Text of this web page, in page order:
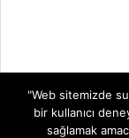
"Web sitemizde
bir kullanıcı
sağlamak